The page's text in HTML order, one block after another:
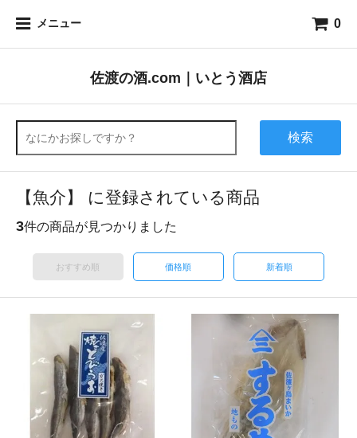
メニュー 0
佐渡の酒.com｜いとう酒店
検索
【魚介】 に登録されている商品
3件の商品が見つかりました
おすすめ順 価格順 新着順